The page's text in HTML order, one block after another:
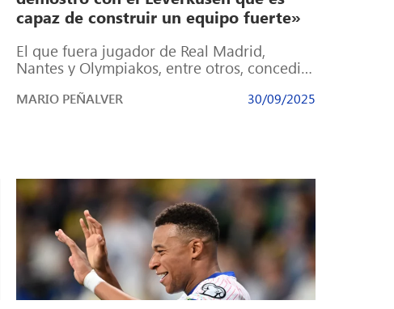
capaz de construir un equipo fuerte»
El que fuera jugador de Real Madrid,
Nantes y Olympiakos, entre otros, concedió
MARIO PEÑALVER 30/09/2025